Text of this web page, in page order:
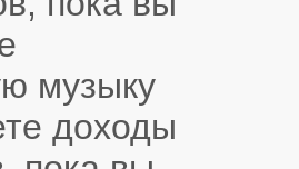
музыку
доходы